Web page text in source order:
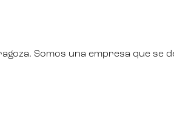
Somos una empresa que se